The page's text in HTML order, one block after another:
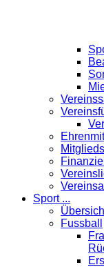
Sport ...
Fussball